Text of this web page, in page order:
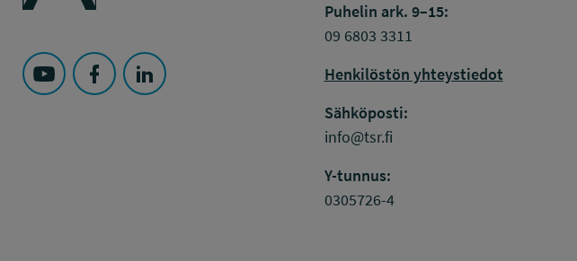
Seuraa Työsuojelurahasto kohteessa: YouTube
Seuraa Työsuojelurahasto kohteessa: Facebook
Seuraa Työsuojelurahasto kohteessa: LinkedIn
Puhelin ark. 9–15:
09 6803 3311
Henkilöstön yhteystiedot
Sähköposti:
info@tsr.fi
Y-tunnus:
0305726-4